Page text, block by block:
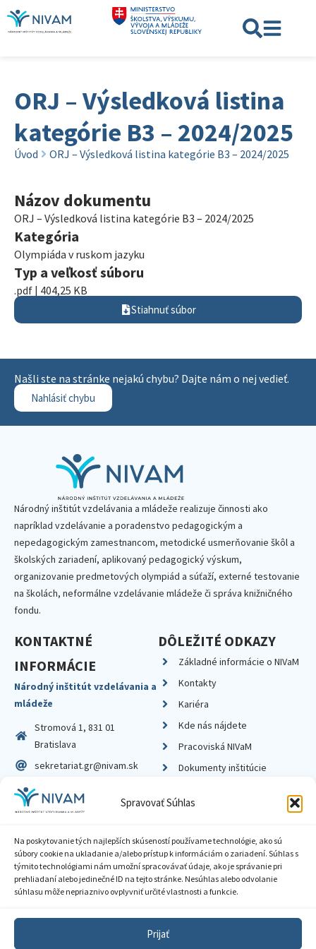
Spravovať Súhlas
Na poskytovanie tých najlepších skúseností používame technológie, ako sú
súbory cookie na ukladanie a/alebo prístup k informáciám o zariadení. Súhlas s
týmito technológiami nám umožní spracovávať údaje, ako je správanie pri
prehliadaní alebo jedinečné ID na tejto stránke. Nesúhlas alebo odvolanie
súhlasu môže nepriaznivo ovplyvniť určité vlastnosti a funkcie.
Prijať
ORJ – Výsledková listina
kategórie B3 – 2024/2025
Úvod ORJ – Výsledková listina kategórie B3 – 2024/2025
Názov dokumentu
ORJ – Výsledková listina kategórie B3 – 2024/2025
Kategória
Olympiáda v ruskom jazyku
Typ a veľkosť súboru
.pdf | 404,25 KB
Stiahnuť súbor
Našli ste na stránke nejakú chybu? Dajte nám o nej vedieť.
Nahlásiť chybu
Národný inštitút vzdelávania a mládeže realizuje činnosti ako
napríklad vzdelávanie a poradenstvo pedagogickým a
nepedagogickým zamestnancom, metodické usmerňovanie škôl a
školských zariadení, aplikovaný pedagogický výskum,
organizovanie predmetových olympiád a súťaží, externé testovanie
na školách, neformálne vzdelávanie mládeže či správa knižničného
fondu.
KONTAKTNÉ
INFORMÁCIE
Národný inštitút vzdelávania a
mládeže
Stromová 1, 831 01
Bratislava
sekretariat.gr@nivam.sk
IČO: 00164348
DIČ: 2020798714
DÔLEŽITÉ ODKAZY
Základné informácie o NIVaM
Kontakty
Kariéra
Kde nás nájdete
Pracoviská NIVaM
Dokumenty inštitúcie
Zásady ochrany súkromia
Sprístupnenie informácií